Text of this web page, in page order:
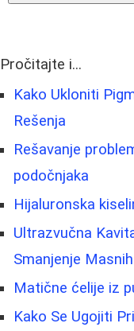
Pročitajte i...
Kako Ukloniti
Rešenja
Rešavanje
podočnjaka
Hijaluronska
Ultrazvučna
Smanjenje
Matične ćelije iz
Kako Se Ugojiti